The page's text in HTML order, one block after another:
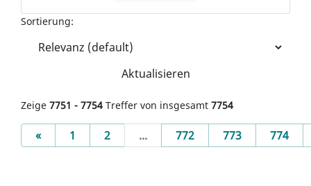
Sortierung:
Aktualisieren
Zeige 7751 - 7754 Treffer von insgesamt 7754
«Previous
1 2 ... 772 773 774